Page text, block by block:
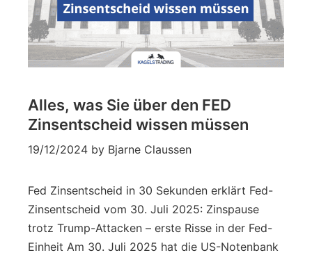
Alles, was Sie über den FED
Zinsentscheid wissen müssen
19/12/2024 by Bjarne Claussen
Fed Zinsentscheid in 30 Sekunden erklärt Fed-
Zinsentscheid vom 30. Juli 2025: Zinspause
trotz Trump-Attacken – erste Risse in der Fed-
Einheit Am 30. Juli 2025 hat die US-Notenbank